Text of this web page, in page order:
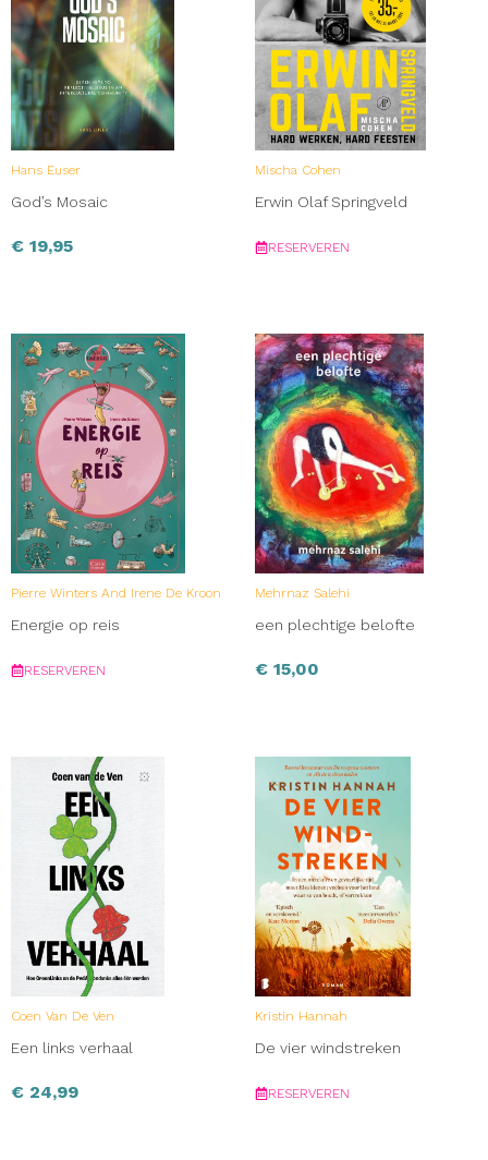
Hans Euser
God’s Mosaic
€ 19,95
Mischa Cohen
Erwin Olaf Springveld
RESERVEREN
Pierre Winters And Irene De Kroon
Energie op reis
RESERVEREN
Mehrnaz Salehi
een plechtige belofte
€ 15,00
Coen Van De Ven
Een links verhaal
€ 24,99
Kristin Hannah
De vier windstreken
RESERVEREN